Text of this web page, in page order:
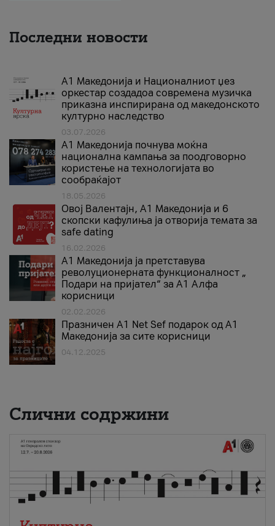
Последни новости
А1 Македонија и Националниот џез
оркестар создадоа современа музичка
приказна инспирирана од македонското
културно наследство
03.07.2026
A1 Македонија почнува моќна
национална кампања за поодговорно
користење на технологијата во
сообраќајот
18.05.2026
Овој Валентајн, A1 Македонија и 6
скопски кафулиња ја отворија темата за
safe dating
16.02.2026
А1 Македонија ја претставува
револуционерната функционалност „
Подари на пријател“ за А1 Алфа
корисници
02.02.2026
Празничен A1 Net Sеf подарок од А1
Македонија за сите корисници
04.12.2025
Слични содржини